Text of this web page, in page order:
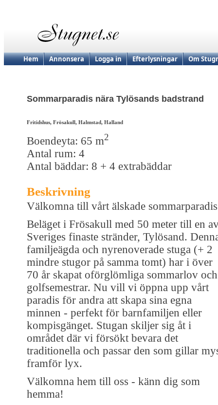
Hem Annonsera Logga in Efterlysningar Om
Sommarparadis nära Tylösands badstrand
Fritidshus, Frösakull, Halmstad, Halland
Boendeyta: 65 m2
Antal rum: 4
Antal bäddar: 8 + 4 extrabäddar
Beskrivning
Välkomna till vårt älskade
Beläget i Frösakull med 50 meter till en
Sveriges finaste stränder, Tylösand.
familjeägda och nyrenoverade stuga (+ 2
mindre stugor på samma tomt) har i över
70 år skapat oförglömliga sommarlov och
golfsemestrar. Nu vill vi öppna upp vårt
paradis för andra att skapa sina egna
minnen - perfekt för barnfamiljen eller
kompisgänget. Stugan skiljer sig åt i
området där vi försökt bevara det
traditionella och passar den som gillar
framför lyx.
Välkomna hem till oss - känn dig som
hemma!